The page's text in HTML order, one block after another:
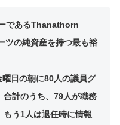
であるThanathorn
の純資産を持つ最も裕
日の朝に80人の議員グ
合計のうち、79人が職務
もう1人は退任時に情報